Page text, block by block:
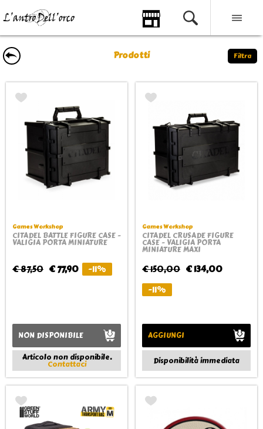
Prodotti Filtra
Games Workshop
CITADEL BATTLE FIGURE CASE -
VALIGIA PORTA MINIATURE
€ 87,50 € 77,90 -11%
NON DISPONIBILE
Articolo non disponibile.
Contattaci
Games Workshop
CITADEL CRUSADE FIGURE
CASE - VALIGIA PORTA
MINIATURE MAXI
€ 150,00 € 134,00
-11%
AGGIUNGI
Disponibilità immediata